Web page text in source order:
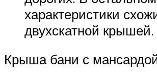
характеристики
двухскатной крышей.
Крыша бани с